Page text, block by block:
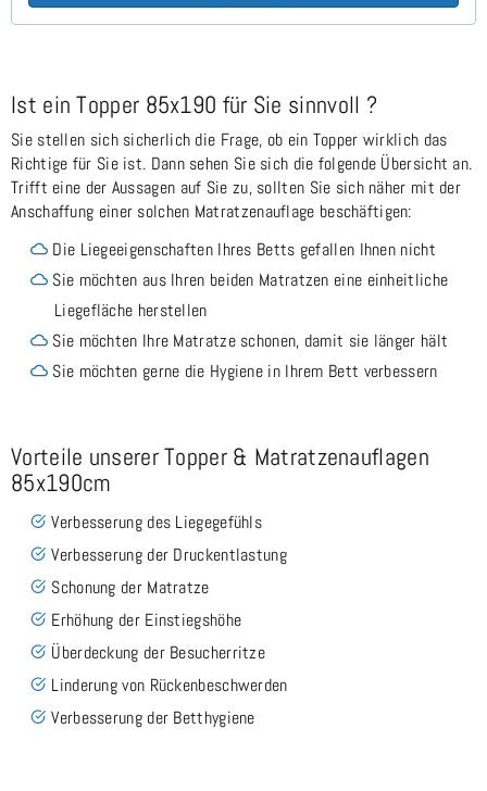
Ist ein Topper 85x190 für Sie sinnvoll ?
Sie stellen sich sicherlich die Frage, ob ein Topper wirklich das
Richtige für Sie ist. Dann sehen Sie sich die folgende Übersicht an.
Trifft eine der Aussagen auf Sie zu, sollten Sie sich näher mit der
Anschaffung einer solchen Matratzenauflage beschäftigen:
Die Liegeeigenschaften Ihres Betts gefallen Ihnen nicht
Sie möchten aus Ihren beiden Matratzen eine einheitliche
Liegefläche herstellen
Sie möchten Ihre Matratze schonen, damit sie länger hält
Sie möchten gerne die Hygiene in Ihrem Bett verbessern
Vorteile unserer Topper & Matratzenauflagen
85x190cm
Verbesserung des Liegegefühls
Verbesserung der Druckentlastung
Schonung der Matratze
Erhöhung der Einstiegshöhe
Überdeckung der Besucherritze
Linderung von Rückenbeschwerden
Verbesserung der Betthygiene